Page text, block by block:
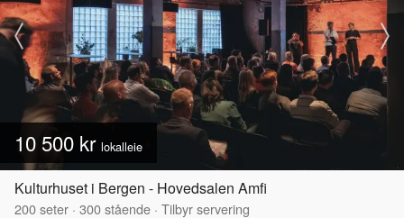
10 500 kr lokalleie
Kulturhuset i Bergen - Hovedsalen Amfi
200seter · 300stående · Tilbyr servering